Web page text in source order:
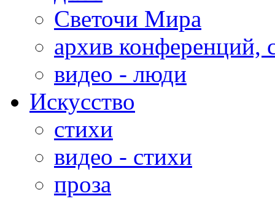
Светочи Мира
архив конференций,
видео - люди
Искусство
стихи
видео - стихи
проза